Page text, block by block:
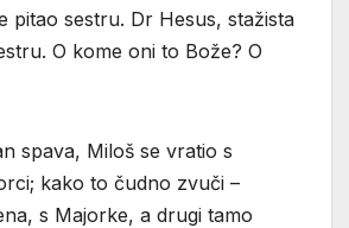
pitao sestru. Dr Hesus, stažista
O kome oni to Bože? O
spava, Miloš se vratio s
kako to čudno zvuči –
s Majorke, a drugi tamo